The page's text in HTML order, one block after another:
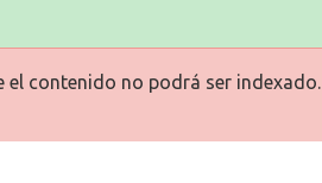
el contenido no podrá ser indexado.